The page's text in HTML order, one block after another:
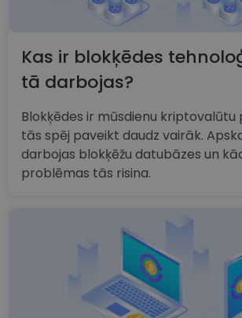
Kas ir blokķēdes
tā darbojas?
Blokķēdes ir mūsdienu kriptovalūtu
tās spēj paveikt daudz vairāk.
darbojas blokķēžu datubāzes un
problēmas tās risina.